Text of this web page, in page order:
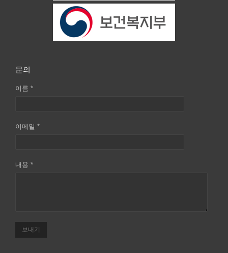
문의
이름 *
이메일 *
내용 *
보내기